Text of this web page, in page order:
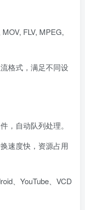
FLV, MPEG,
格式，满足不同设
，自动队列处理。
速度快，资源占用
、YouTube、VCD